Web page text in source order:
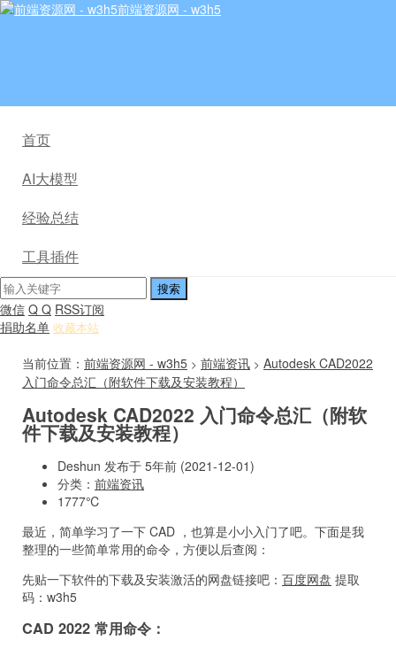
前端资源网 - w3h5
首页
AI大模型
经验总结
工具插件
微信 Q Q RSS订阅
捐助名单 收藏本站
当前位置： 前端资源网 - w3h5 > 前端资讯 > Autodesk CAD2022
入门命令总汇（附软件下载及安装教程）
Autodesk CAD2022 入门命令总汇（附软
件下载及安装教程）
Deshun 发布于 5年前 (2021-12-01)
分类： 前端资讯
1777℃
最近，简单学习了一下 CAD ，也算是小小入门了吧。下面是我
整理的一些简单常用的命令，方便以后查阅：
先贴一下软件的下载及安装激活的网盘链接吧： 百度网盘 提取
码：w3h5
CAD 2022 常用命令：